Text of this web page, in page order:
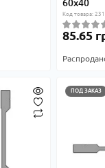
60х40
Код товара:
85.65
ПОД ЗАКАЗ